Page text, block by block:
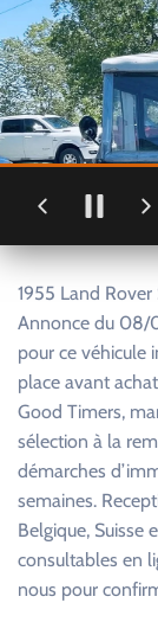
1955 Land
Annonce du 08/
pour ce véhicule
place avant
Good Timers,
sélection à la
démarches
semaines.
Belgique, Suisse
consultables en
nous pour